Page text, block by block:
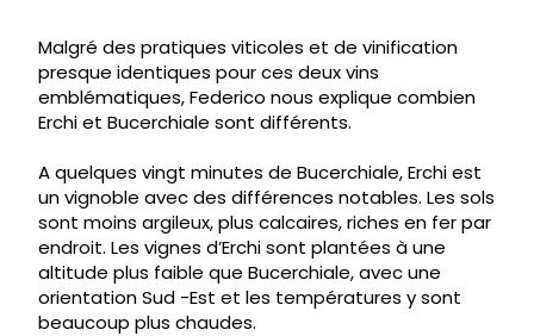
Malgré des pratiques viticoles et de vinification
presque identiques pour ces deux vins
emblématiques, Federico nous explique combien
Erchi et Bucerchiale sont différents.
A quelques vingt minutes de Bucerchiale, Erchi est
un vignoble avec des différences notables. Les sols
sont moins argileux, plus calcaires, riches en fer par
endroit. Les vignes d’Erchi sont plantées à une
altitude plus faible que Bucerchiale, avec une
orientation Sud -Est et les températures y sont
beaucoup plus chaudes.